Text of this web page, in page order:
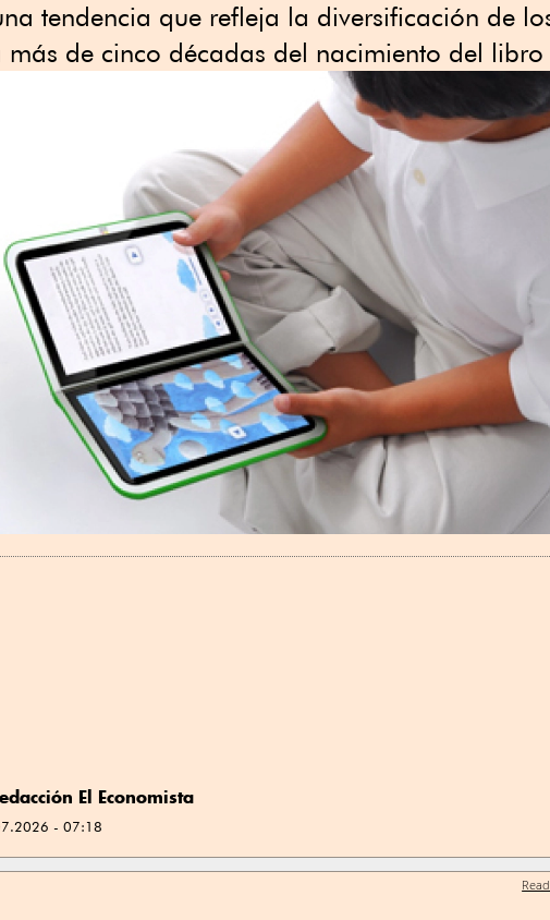
tendencia que refleja la diversificación de
más de cinco décadas del nacimiento del libro
El Economista
- 07:18